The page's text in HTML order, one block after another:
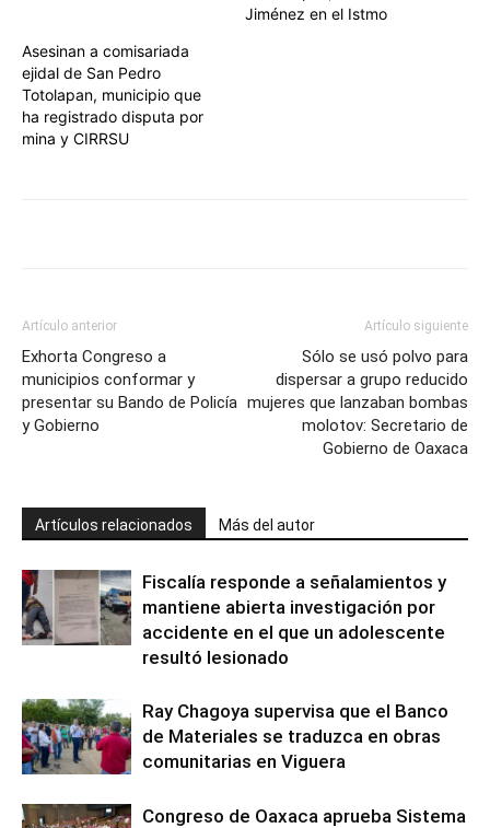
Jiménez en el Istmo
Asesinan a comisariada
ejidal de San Pedro
Totolapan, municipio que
ha registrado disputa por
mina y CIRRSU
Artículo anterior
Exhorta Congreso a
municipios conformar y
presentar su Bando de Policía
y Gobierno
Artículo siguiente
Sólo se usó polvo para
dispersar a grupo reducido
mujeres que lanzaban bombas
molotov: Secretario de
Gobierno de Oaxaca
Artículos relacionados Más del autor
Fiscalía responde a señalamientos y
mantiene abierta investigación por
accidente en el que un adolescente
resultó lesionado
Ray Chagoya supervisa que el Banco
de Materiales se traduzca en obras
comunitarias en Viguera
Congreso de Oaxaca aprueba Sistema